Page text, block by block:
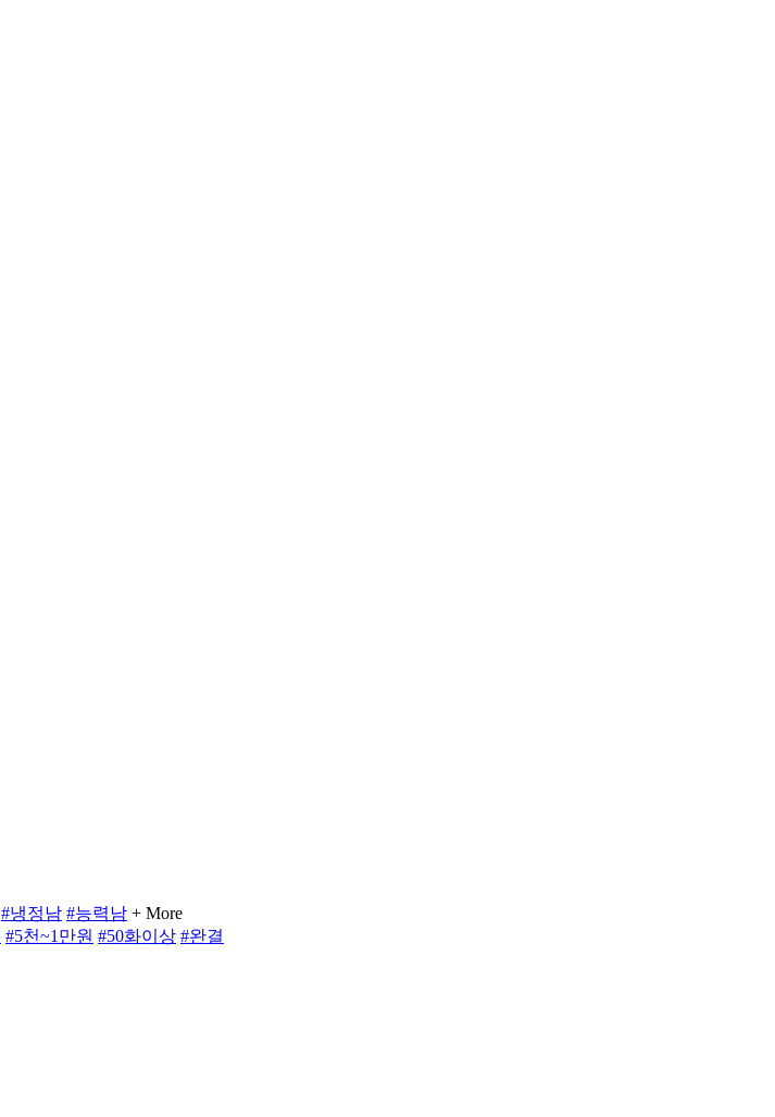
#냉정남 #능력남 + More
#5천~1만원 #50화이상 #완결